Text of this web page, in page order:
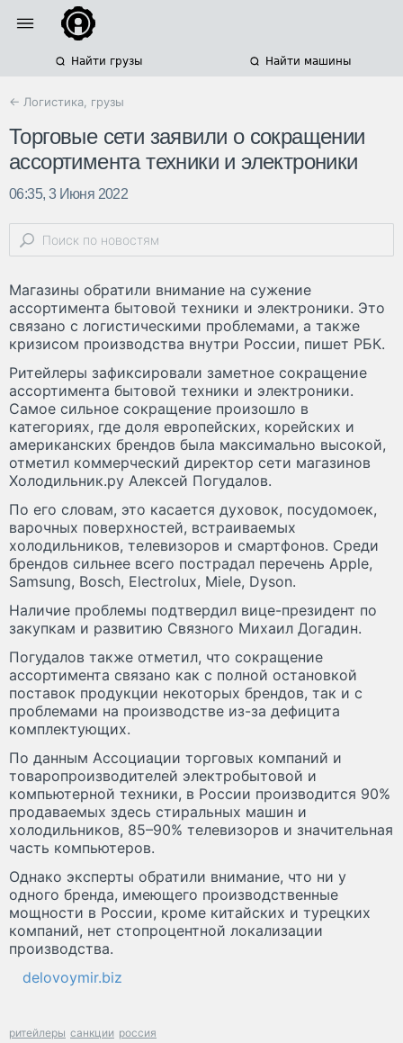
Найти грузы Найти машины
← Логистика, грузы
Торговые сети заявили о сокращении
ассортимента техники и электроники
06:35, 3 Июня 2022
Магазины обратили внимание на сужение
ассортимента бытовой техники и электроники. Это
связано с логистическими проблемами, а также
кризисом производства внутри России, пишет РБК.
Ритейлеры зафиксировали заметное сокращение
ассортимента бытовой техники и электроники.
Самое сильное сокращение произошло в
категориях, где доля европейских, корейских и
американских брендов была максимально высокой,
отметил коммерческий директор сети магазинов
Холодильник.ру Алексей Погудалов.
По его словам, это касается духовок, посудомоек,
варочных поверхностей, встраиваемых
холодильников, телевизоров и смартфонов. Среди
брендов сильнее всего пострадал перечень Apple,
Samsung, Bosch, Electrolux, Miele, Dyson.
Наличие проблемы подтвердил вице-президент по
закупкам и развитию Связного Михаил Догадин.
Погудалов также отметил, что сокращение
ассортимента связано как с полной остановкой
поставок продукции некоторых брендов, так и с
проблемами на производстве из-за дефицита
комплектующих.
По данным Ассоциации торговых компаний и
товаропроизводителей электробытовой и
компьютерной техники, в России производится 90%
продаваемых здесь стиральных машин и
холодильников, 85–90% телевизоров и значительная
часть компьютеров.
Однако эксперты обратили внимание, что ни у
одного бренда, имеющего производственные
мощности в России, кроме китайских и турецких
компаний, нет стопроцентной локализации
производства.
delovoymir.biz
ритейлеры санкции россия